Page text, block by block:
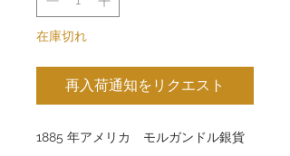
在庫切れ
再入荷通知をリクエスト
1885 年アメリカ モルガンドル銀貨